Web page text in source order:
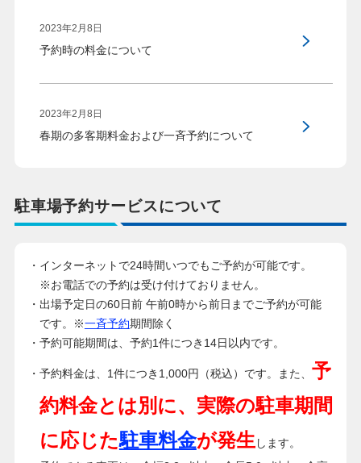
2023年2月8日
予約時の料金について
2023年2月8日
春期の多客期料金および一斉予約について
駐車場予約サービスについて
・インターネットで24時間いつでもご予約が可能です。
※お電話での予約は受け付けておりません。
・出場予定日の60日前 午前0時から前日までご予約が可能
です。※一斉予約期間除く
・予約可能期間は、予約1件につき14日以内です。
・予約料金は、1件につき1,000円（税込）です。また、予
約料金とは別に、実際の駐車期間
に応じた駐車料金が発生します。